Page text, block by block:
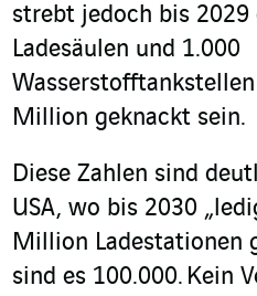
strebt jedoch bis
Ladesäulen und 1.000
Million geknackt sein.
Diese Zahlen sind
USA, wo bis 2030
Million Ladestationen
sind es 100.000. Kein